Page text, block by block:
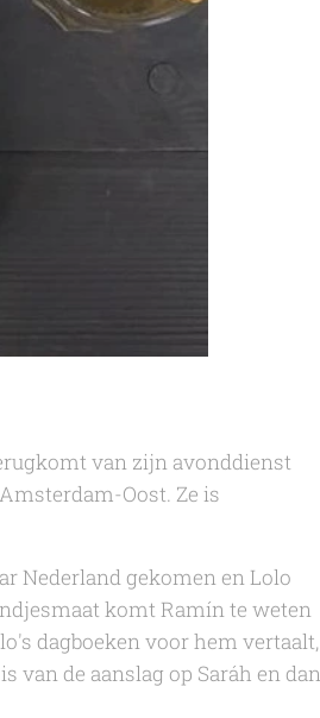
van zijn avonddienst
Oost. Ze is
Nederland gekomen en Lolo
komt Ramín te weten
dagboeken voor hem vertaalt,
van de aanslag op Saráh en dan